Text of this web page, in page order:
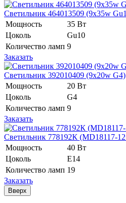
Светильник 464013509 (9x35w
Мощность
35 Вт
Цоколь
Gu10
Количество ламп 9
Заказать
Светильник 392010409 (9x20w G4)
Мощность
20 Вт
Цоколь
G4
Количество ламп 9
Заказать
Светильник 778192К (MD18117-
Мощность
40 Вт
Цоколь
E14
Количество ламп 19
Заказать
Вверх